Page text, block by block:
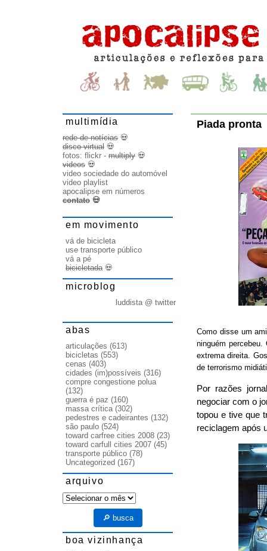
Piada pronta
Como disse um
ninguém
extrema direita.
de terrorismo
Por razões
negociar com o
topou e tive que
reciclagem após
multimídia
rede de notícias 💀
disco virtual 💀
fotos: flickr - multiply 💀
videos 💀
video sociedade do automóvel
video playlist
apocalipse em números
contato 💀
em movimento
vá de bicicleta
use transporte público
vá a pé
bicicletada💀
microblog
luddista @ twitter
abas
articulações (613)
bicicletas (553)
cenas (403)
cidades (im)possíveis (316)
compre congestione polua
(132)
guerra é paz (160)
massa crítica(302)
pedestres e cadeirantes (132)
são paulo (524)
toward carfree cities 2008 (23)
toward carfull cities 2007 (45)
transporte público (78)
Uncategorized (167)
arquivo
arquivo
🔎 busca
boa vizinhança